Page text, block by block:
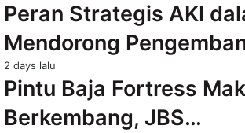
Peran Strategis AKI
Mendorong
2 days lalu
Pintu Baja Fortress
Berkembang, JBS…